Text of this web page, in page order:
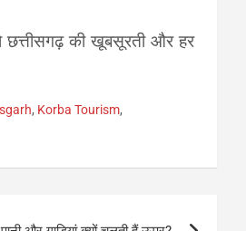
की खूबसूरती और हर
, Korba Tourism,